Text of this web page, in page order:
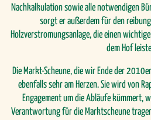
Nachkalkulation sowie alle notwendigen
sorgt er außerdem für den
Holzverstromungsanlage, die einen
dem Hof
Die Markt-Scheune, die wir Ende der
ebenfalls sehr am Herzen. Sie wird von
Engagement um die Abläufe kümmert,
Verantwortung für die Marktscheune